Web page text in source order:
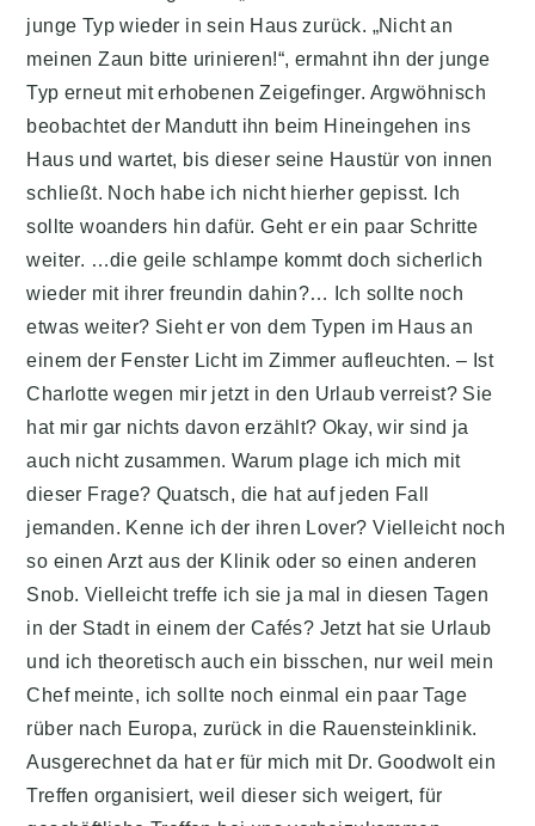
junge Typ wieder in sein Haus zurück. „Nicht an
meinen Zaun bitte urinieren!“, ermahnt ihn der junge
Typ erneut mit erhobenen Zeigefinger. Argwöhnisch
beobachtet der Mandutt ihn beim Hineingehen ins
Haus und wartet, bis dieser seine Haustür von innen
schließt. Noch habe ich nicht hierher gepisst. Ich
sollte woanders hin dafür. Geht er ein paar Schritte
weiter. …die geile schlampe kommt doch sicherlich
wieder mit ihrer freundin dahin?… Ich sollte noch
etwas weiter? Sieht er von dem Typen im Haus an
einem der Fenster Licht im Zimmer aufleuchten. – Ist
Charlotte wegen mir jetzt in den Urlaub verreist? Sie
hat mir gar nichts davon erzählt? Okay, wir sind ja
auch nicht zusammen. Warum plage ich mich mit
dieser Frage? Quatsch, die hat auf jeden Fall
jemanden. Kenne ich der ihren Lover? Vielleicht noch
so einen Arzt aus der Klinik oder so einen anderen
Snob. Vielleicht treffe ich sie ja mal in diesen Tagen
in der Stadt in einem der Cafés? Jetzt hat sie Urlaub
und ich theoretisch auch ein bisschen, nur weil mein
Chef meinte, ich sollte noch einmal ein paar Tage
rüber nach Europa, zurück in die Rauensteinklinik.
Ausgerechnet da hat er für mich mit Dr. Goodwolt ein
Treffen organisiert, weil dieser sich weigert, für